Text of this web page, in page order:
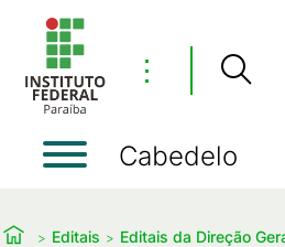
⋮
Cabedelo
Editais Editais da Direção